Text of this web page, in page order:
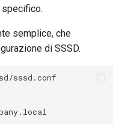
semplice, che
di SSSD.